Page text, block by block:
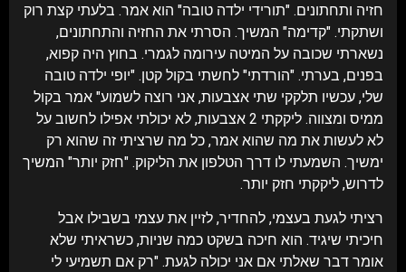
חזיה ותחתונים. "תורידי ילדה טובה" הוא אמר. בלעתי קצת רוק
ושתקתי. "קדימה" המשיך. הסרתי את החזיה והתחתונים,
נשארתי שכובה על המיטה עירומה לגמרי. בחוץ היה קפוא,
בפנים, בערתי. "הורדתי" לחשתי בקול קטן. "יופי ילדה טובה
שלי, עכשיו תלקקי שתי אצבעות, אני רוצה לשמוע" אמר בקול
ממיס ומצווה. ליקקתי 2 אצבעות, לא יכולתי אפילו לחשוב על
לא לעשות את מה שהוא אמר, כל מה שרציתי זה שהוא רק
ימשיך. השמעתי לו דרך הטלפון את הליקוק. "חזק יותר" המשיך
לדרוש, ליקקתי חזק יותר.
רציתי לגעת בעצמי, להחדיר, לזיין את עצמי בשבילו אבל
חיכיתי שיגיד. הוא חיכה בשקט כמה שניות, כשראיתי שלא
אומר דבר שאלתי אם אני יכולה לגעת. "רק אם תשמיעי לי